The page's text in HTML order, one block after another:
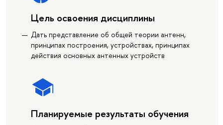
Цель освоения дисциплины
Дать представление об общей теории антенн,
принципах построения, устройствах, принципах
действия основных антенных устройств
Планируемые результаты обучения